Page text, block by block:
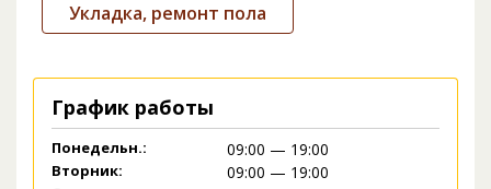
Укладка, ремонт пола
График работы
Понедельн.: 09:00 — 19:00
Вторник: 09:00 — 19:00